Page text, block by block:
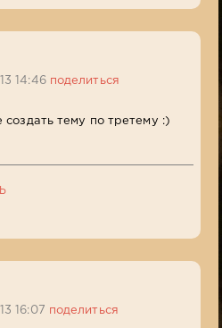
14:46 поделиться
тему по третему :)
16:07 поделиться